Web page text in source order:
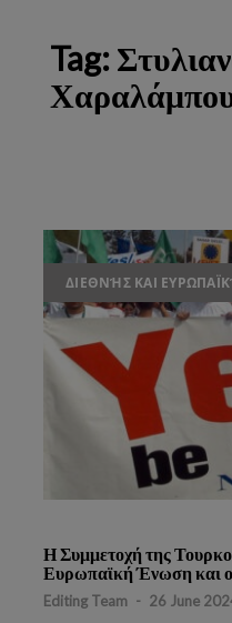
Tag:
ΔΙΕΘΝΉΣ ΚΑΙ
Η Συμμετοχή της
Ευρωπαϊκή Ένωση και
Editing Team - 26 June